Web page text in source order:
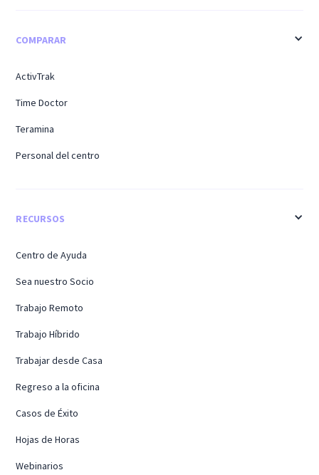
COMPARAR
ActivTrak
Time Doctor
Teramina
Personal del centro
RECURSOS
Centro de Ayuda
Sea nuestro Socio
Trabajo Remoto
Trabajo Híbrido
Trabajar desde Casa
Regreso a la oficina
Casos de Éxito
Hojas de Horas
Webinarios